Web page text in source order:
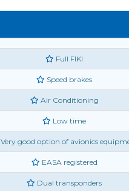
Full FIKI
Speed brakes
Air Conditioning
Low time
Very good option of avionics
EASA registered
Dual transponders